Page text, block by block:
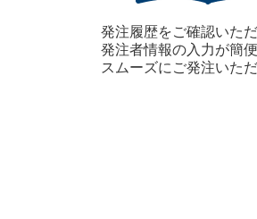
発注履歴をご確認いただ
発注者情報の入力が簡便
スムーズにご発注いただ